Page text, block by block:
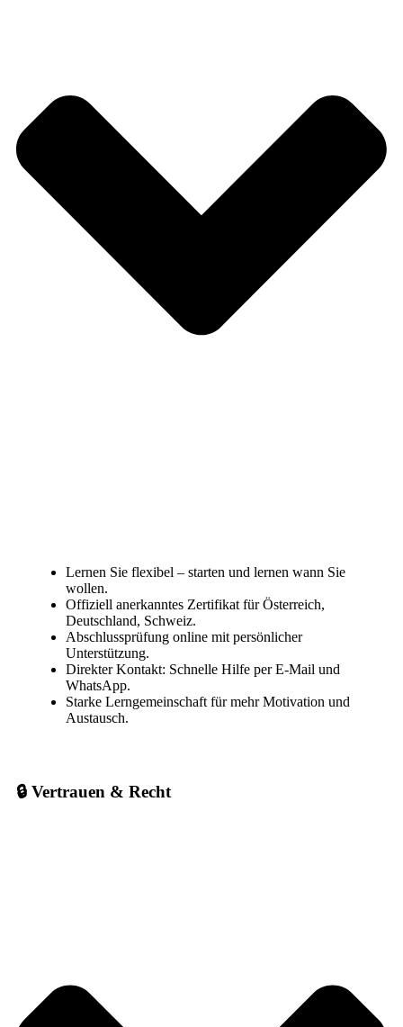
Lernen Sie flexibel – starten und lernen wann Sie
wollen.
Offiziell anerkanntes Zertifikat für Österreich,
Deutschland, Schweiz.
Abschlussprüfung online mit persönlicher
Unterstützung.
Direkter Kontakt: Schnelle Hilfe per E-Mail und
WhatsApp.
Starke Lerngemeinschaft für mehr Motivation und
Austausch.
🔒 Vertrauen & Recht